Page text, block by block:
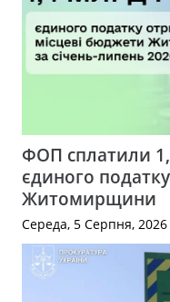
ФОП сплатили
єдиного
Житомирщини
Середа, 5 Серпня, 2026